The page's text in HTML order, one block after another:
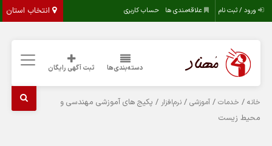
انتخاب استان ورود / ثبت نام علاقه‌مندی ها حساب کاربری
دسته‌بندی‌ها ثبت آگهی رایگان
خانه / خدمات /آموزشی /نرم‌افزار / پکیج های آموزشی مهندسی و
محیط زیست